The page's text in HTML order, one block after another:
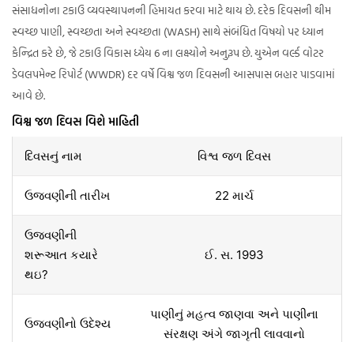
સંસાધનોના ટકાઉ વ્યવસ્થાપનની હિમાયત કરવા માટે થાય છે. દરેક દિવસની થીમ
સ્વચ્છ પાણી, સ્વચ્છતા અને સ્વચ્છતા (WASH) સાથે સંબંધિત વિષયો પર ધ્યાન
કેન્દ્રિત કરે છે, જે ટકાઉ વિકાસ ધ્યેય 6 ના લક્ષ્યોને અનુરૂપ છે. યુએન વર્લ્ડ વોટર
ડેવલપમેન્ટ રિપોર્ટ (WWDR) દર વર્ષે વિશ્વ જળ દિવસની આસપાસ બહાર પાડવામાં
આવે છે.
વિશ્વ જળ દિવસ વિશે માહિતી
દિવસનું નામ વિશ્વ જળ દિવસ
ઉજવણીની તારીખ 22 માર્ચ
ઉજવણીની
શરૂઆત કયારે
થઇ?
ઈ. સ. 1993
ઉજવણીનો ઉદેશ્ય
પાણીનું મહત્વ જાણવા અને પાણીના
સંરક્ષણ અંગે જાગૃતી લાવવાનો